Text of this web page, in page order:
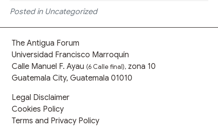
Posted in Uncategorized
The Antigua Forum
Universidad Francisco Marroquín
Calle Manuel F. Ayau (6 Calle final), zona 10
Guatemala City, Guatemala 01010
Legal Disclaimer
Cookies Policy
Terms and Privacy Policy